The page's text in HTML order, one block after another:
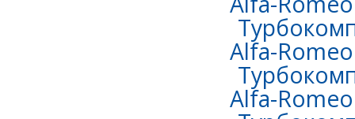
Alfa-Romeo
Alfa-